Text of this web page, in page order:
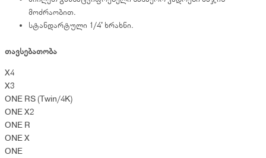
მოძრაობით.
სტანდარტული 1/4' ხრახნი.
თავსებათობა
X4
X3
ONE RS (Twin/4K)
ONE X2
ONE R
ONE X
ONE